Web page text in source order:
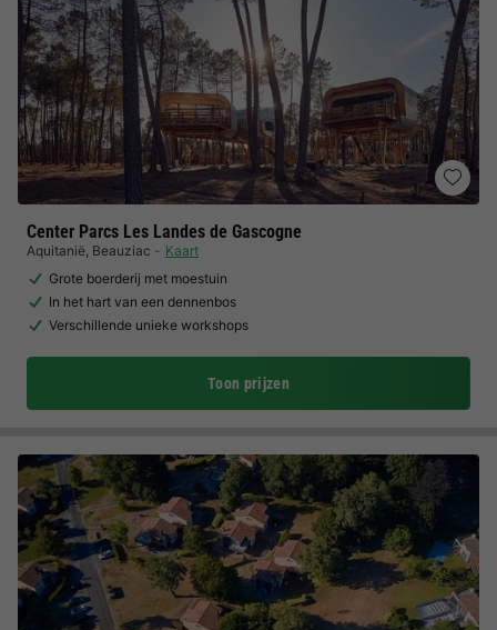
Center Parcs Les Landes de Gascogne
Aquitanië, Beauziac
Kaart
Grote boerderij met moestuin
In het hart van een dennenbos
Verschillende unieke workshops
Toon prijzen